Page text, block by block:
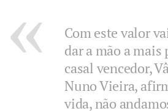
Com este valor
dar a mão a mais
casal vencedor,
Nuno Vieira,
vida, não